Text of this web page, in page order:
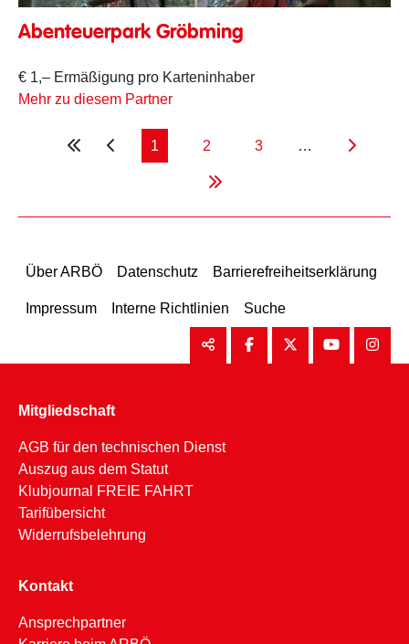
Abenteuerpark Gröbming
€ 1,– Ermäßigung pro Karteninhaber
Mehr zu diesem Partner
1 2 3 …
Über ARBÖ Datenschutz Barrierefreiheitserklärung
Impressum Interne Richtlinien Suche
Mitgliedschaft
AGB für den technischen Dienst
Auszug aus dem Statut
Klubjournal FREIE FAHRT
Tarifübersicht
Widerrufsbelehrung
Kontakt
Ansprechpartner